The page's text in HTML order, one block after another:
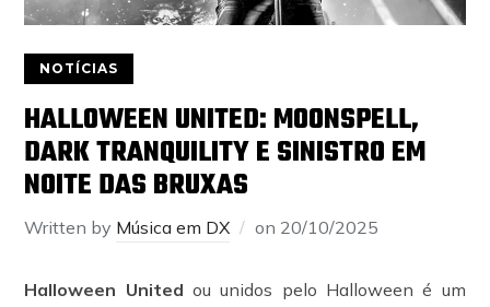
NOTÍCIAS
HALLOWEEN UNITED: MOONSPELL,
DARK TRANQUILITY E SINISTRO EM
NOITE DAS BRUXAS
Written by Música em DX on 20/10/2025
Halloween United ou unidos pelo Halloween é um